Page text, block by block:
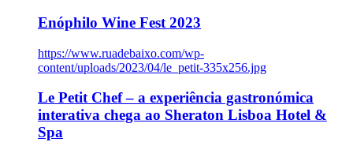
Enóphilo Wine Fest 2023
https://www.ruadebaixo.com/wp-
content/uploads/2023/04/le_petit-335x256.jpg
Le Petit Chef – a experiência gastronómica
interativa chega ao Sheraton Lisboa Hotel &
Spa